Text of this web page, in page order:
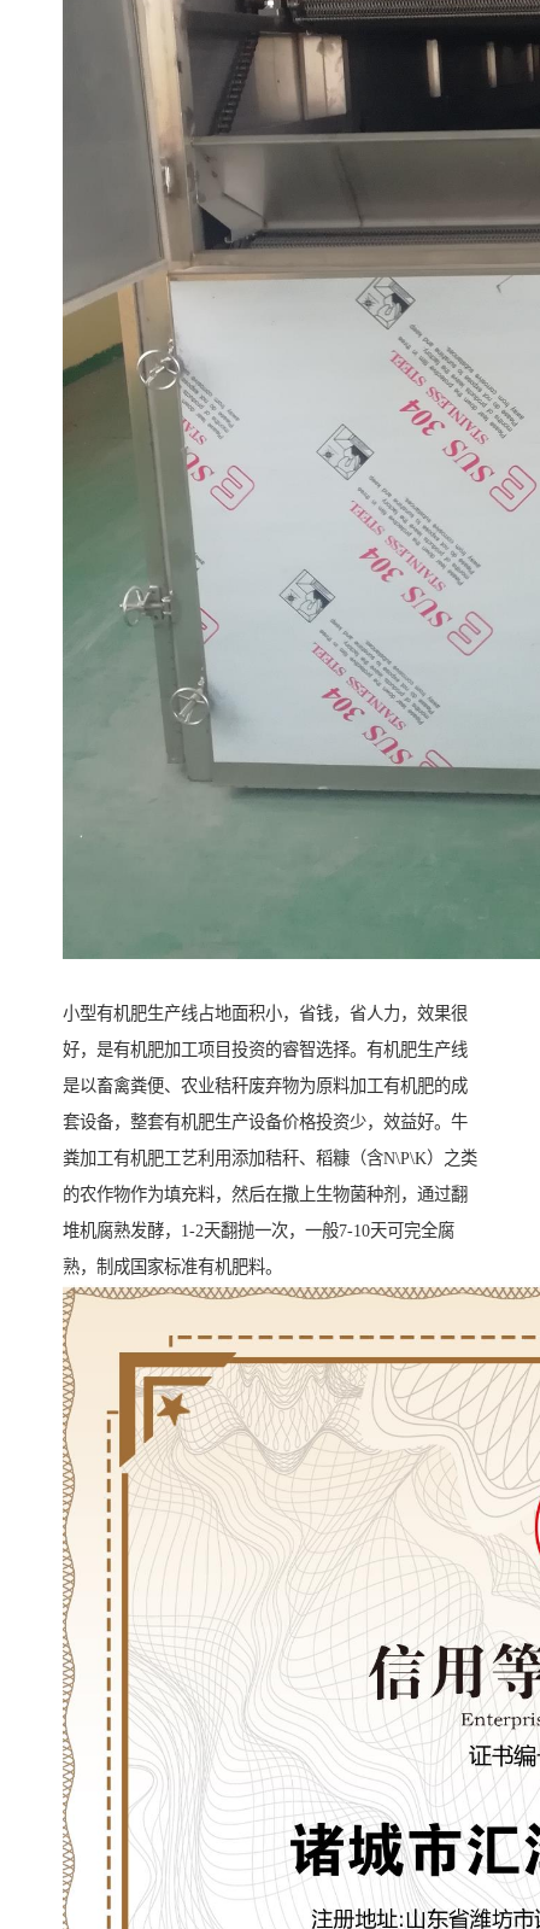
小型有机肥生产线占地面积小，省钱，省人力，效果很
好，是有机肥加工项目投资的睿智选择。有机肥生产线
是以畜禽粪便、农业秸秆废弃物为原料加工有机肥的成
套设备，整套有机肥生产设备价格投资少，效益好。牛
粪加工有机肥工艺利用添加秸秆、稻糠（含N\P\K）之类
的农作物作为填充料，然后在撒上生物菌种剂，通过翻
堆机腐熟发酵，1-2天翻抛一次，一般7-10天可完全腐
熟，制成国家标准有机肥料。